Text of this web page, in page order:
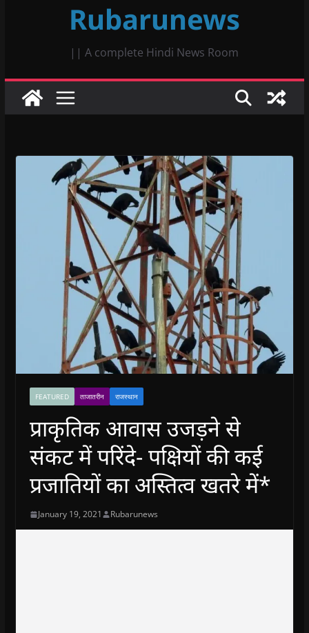
Rubarunews
|| A complete Hindi News Room
FEATURED ताजातरीन राजस्थान
प्राकृतिक आवास उजड़ने से
संकट में परिंदे- पक्षियों की कई
प्रजातियों का अस्तित्व खतरे में*
January 19, 2021 Rubarunews